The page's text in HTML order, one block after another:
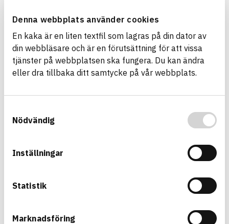
Denna webbplats använder cookies
En kaka är en liten textfil som lagras på din dator av
din webbläsare och är en förutsättning för att vissa
tjänster på webbplatsen ska fungera. Du kan ändra
eller dra tillbaka ditt samtycke på vår webbplats.
Nödvändig
Inställningar
Statistik
Marknadsföring
20299 Mark övrigt
GTIN
07340237506825
Grön Infra
741786
HÄLSO- OCH MILJÖ­FARLIGHET Information finns
MILJÖEFFEKTER – EPD Information ej lämnad
Multikanal 4-vägs (QA4)
Multikanaler ett flerkanalssystem för nedgrävda ledningar,
samt nedgrävda längsgående ledningar